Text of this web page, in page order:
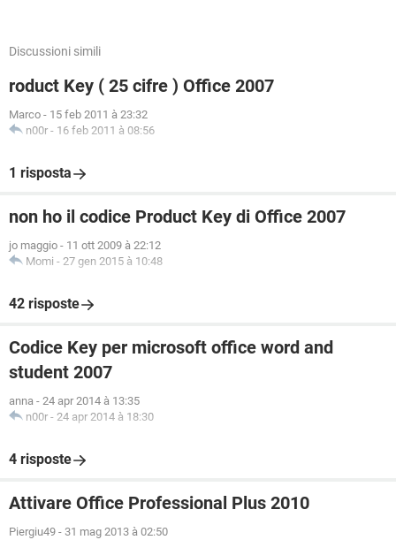
Discussioni simili
roduct Key ( 25 cifre ) Office 2007
Marco - 15 feb 2011 à 23:32
n00r - 16 feb 2011 à 08:56
1 risposta
non ho il codice Product Key di Office 2007
jo maggio - 11 ott 2009 à 22:12
Momi - 27 gen 2015 à 10:48
42 risposte
Codice Key per microsoft office word and
student 2007
anna - 24 apr 2014 à 13:35
n00r - 24 apr 2014 à 18:30
4 risposte
Attivare Office Professional Plus 2010
Piergiu49 - 31 mag 2013 à 02:50